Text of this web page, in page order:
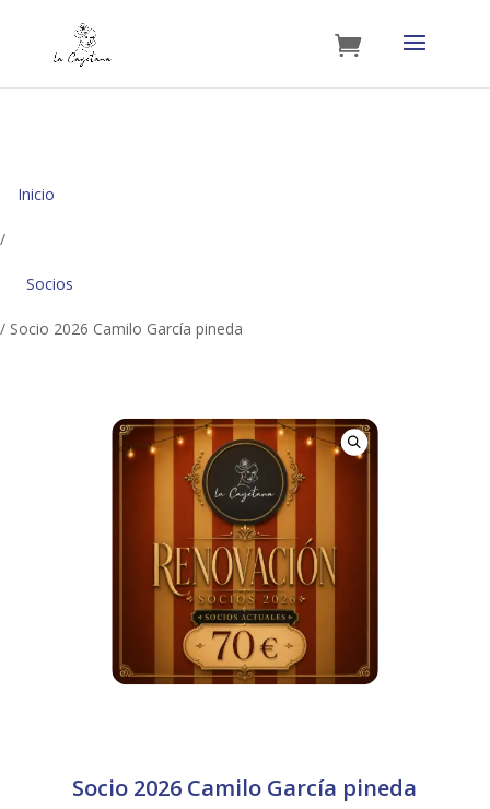
Inicio
/
Socios
/ Socio 2026 Camilo García pineda
Socio 2026 Camilo García pineda